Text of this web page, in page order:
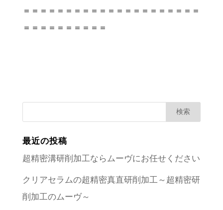
＝＝＝＝＝＝＝＝＝＝＝＝＝＝＝＝＝＝＝＝＝
＝＝＝＝＝＝＝＝＝＝
最近の投稿
超精密溝研削加工ならムーヴにお任せください
クリアセラムの超精密真直研削加工～超精密研
削加工のムーヴ～